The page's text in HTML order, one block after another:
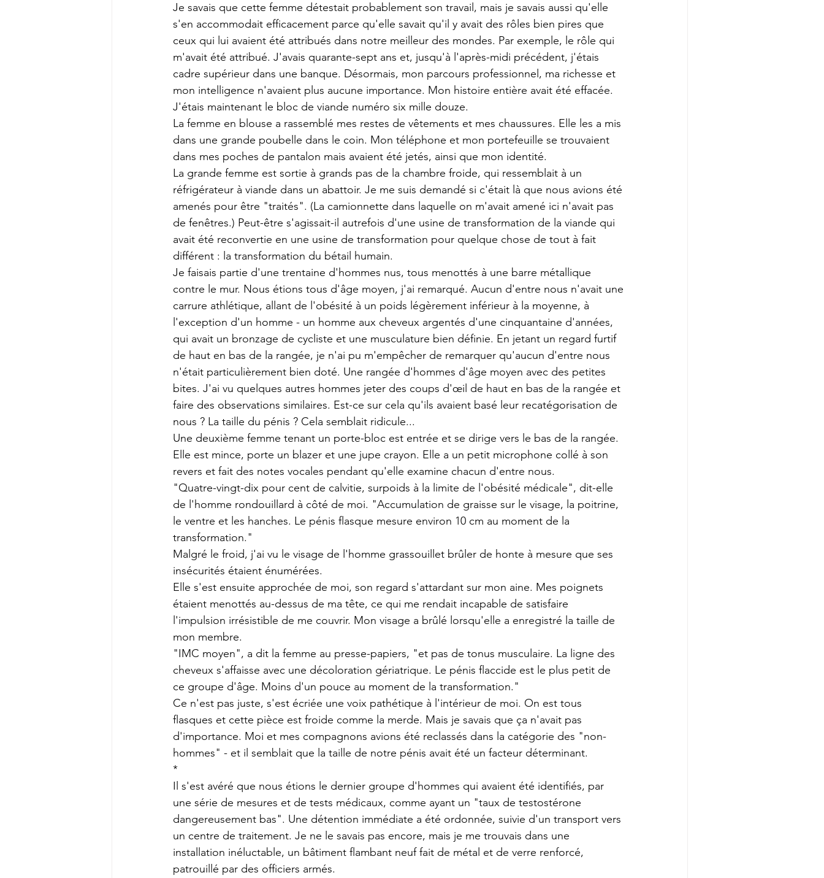
Je savais que cette femme détestait probablement son travail, mais je savais aussi qu'elle
s'en accommodait efficacement parce qu'elle savait qu'il y avait des rôles bien pires que
ceux qui lui avaient été attribués dans notre meilleur des mondes. Par exemple, le rôle qui
m'avait été attribué. J'avais quarante-sept ans et, jusqu'à l'après-midi précédent, j'étais
cadre supérieur dans une banque. Désormais, mon parcours professionnel, ma richesse et
mon intelligence n'avaient plus aucune importance. Mon histoire entière avait été effacée.
J'étais maintenant le bloc de viande numéro six mille douze.
La femme en blouse a rassemblé mes restes de vêtements et mes chaussures. Elle les a mis
dans une grande poubelle dans le coin. Mon téléphone et mon portefeuille se trouvaient
dans mes poches de pantalon mais avaient été jetés, ainsi que mon identité.
La grande femme est sortie à grands pas de la chambre froide, qui ressemblait à un
réfrigérateur à viande dans un abattoir. Je me suis demandé si c'était là que nous avions été
amenés pour être "traités". (La camionnette dans laquelle on m'avait amené ici n'avait pas
de fenêtres.) Peut-être s'agissait-il autrefois d'une usine de transformation de la viande qui
avait été reconvertie en une usine de transformation pour quelque chose de tout à fait
différent : la transformation du bétail humain.
Je faisais partie d'une trentaine d'hommes nus, tous menottés à une barre métallique
contre le mur. Nous étions tous d'âge moyen, j'ai remarqué. Aucun d'entre nous n'avait une
carrure athlétique, allant de l'obésité à un poids légèrement inférieur à la moyenne, à
l'exception d'un homme - un homme aux cheveux argentés d'une cinquantaine d'années,
qui avait un bronzage de cycliste et une musculature bien définie. En jetant un regard furtif
de haut en bas de la rangée, je n'ai pu m'empêcher de remarquer qu'aucun d'entre nous
n'était particulièrement bien doté. Une rangée d'hommes d'âge moyen avec des petites
bites. J'ai vu quelques autres hommes jeter des coups d'œil de haut en bas de la rangée et
faire des observations similaires. Est-ce sur cela qu'ils avaient basé leur recatégorisation de
nous ? La taille du pénis ? Cela semblait ridicule...
Une deuxième femme tenant un porte-bloc est entrée et se dirige vers le bas de la rangée.
Elle est mince, porte un blazer et une jupe crayon. Elle a un petit microphone collé à son
revers et fait des notes vocales pendant qu'elle examine chacun d'entre nous.
"Quatre-vingt-dix pour cent de calvitie, surpoids à la limite de l'obésité médicale", dit-elle
de l'homme rondouillard à côté de moi. "Accumulation de graisse sur le visage, la poitrine,
le ventre et les hanches. Le pénis flasque mesure environ 10 cm au moment de la
transformation."
Malgré le froid, j'ai vu le visage de l'homme grassouillet brûler de honte à mesure que ses
insécurités étaient énumérées.
Elle s'est ensuite approchée de moi, son regard s'attardant sur mon aine. Mes poignets
étaient menottés au-dessus de ma tête, ce qui me rendait incapable de satisfaire
l'impulsion irrésistible de me couvrir. Mon visage a brûlé lorsqu'elle a enregistré la taille de
mon membre.
"IMC moyen", a dit la femme au presse-papiers, "et pas de tonus musculaire. La ligne des
cheveux s'affaisse avec une décoloration gériatrique. Le pénis flaccide est le plus petit de
ce groupe d'âge. Moins d'un pouce au moment de la transformation."
Ce n'est pas juste, s'est écriée une voix pathétique à l'intérieur de moi. On est tous
flasques et cette pièce est froide comme la merde. Mais je savais que ça n'avait pas
d'importance. Moi et mes compagnons avions été reclassés dans la catégorie des "non-
hommes" - et il semblait que la taille de notre pénis avait été un facteur déterminant.
*
Il s'est avéré que nous étions le dernier groupe d'hommes qui avaient été identifiés, par
une série de mesures et de tests médicaux, comme ayant un "taux de testostérone
dangereusement bas". Une détention immédiate a été ordonnée, suivie d'un transport vers
un centre de traitement. Je ne le savais pas encore, mais je me trouvais dans une
installation inéluctable, un bâtiment flambant neuf fait de métal et de verre renforcé,
patrouillé par des officiers armés.